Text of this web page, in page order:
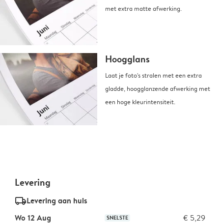
met extra matte afwerking.
Hoogglans
Laat je foto's stralen met een extra
gladde, hoogglanzende afwerking met
een hoge kleurintensiteit.
Levering
delivery_standard_v2Levering aan huis
Wo 12 Aug
SNELSTE € 5,29